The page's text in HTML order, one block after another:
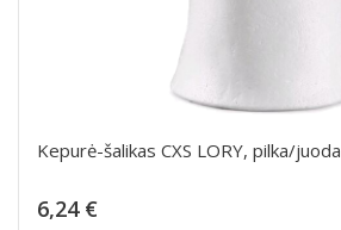
Kepurė-šalikas CXS LORY, pilka/juoda
6,24 €